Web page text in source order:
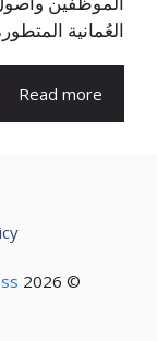
العُمانية
Read more
© 2026 Marketer • Built with